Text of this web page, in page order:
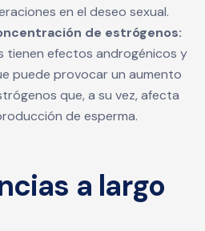
en el deseo sexual.
de estrógenos:
tienen efectos androgénicos y
puede provocar un aumento
que, a su vez, afecta
de esperma.
a largo